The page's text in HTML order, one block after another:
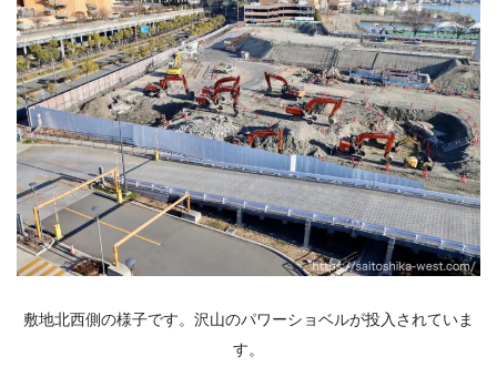
敷地北西側の様子です。沢山のパワーショベルが投入されていま
す。